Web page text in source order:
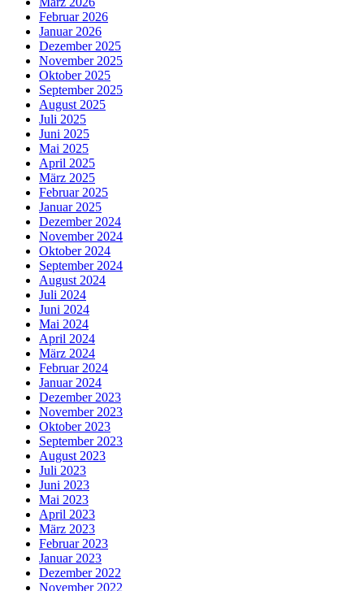
Februar 2026
Januar 2026
Dezember 2025
November 2025
Oktober 2025
September 2025
August 2025
Juli 2025
Juni 2025
Mai 2025
April 2025
März 2025
Februar 2025
Januar 2025
Dezember 2024
November 2024
Oktober 2024
September 2024
August 2024
Juli 2024
Juni 2024
Mai 2024
April 2024
März 2024
Februar 2024
Januar 2024
Dezember 2023
November 2023
Oktober 2023
September 2023
August 2023
Juli 2023
Juni 2023
Mai 2023
April 2023
März 2023
Februar 2023
Januar 2023
Dezember 2022
November 2022